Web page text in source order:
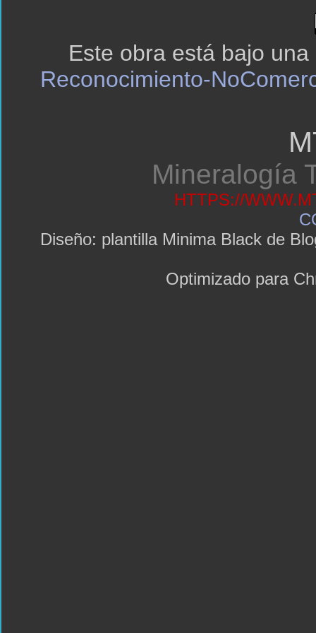
Este obra está bajo una
Reconocimiento-
Mineralogía
HTTPS://
Diseño: plantilla Minima Black de
Optimizado para